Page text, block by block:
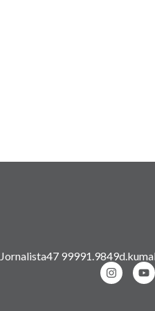
Jornalista47 99991.9849